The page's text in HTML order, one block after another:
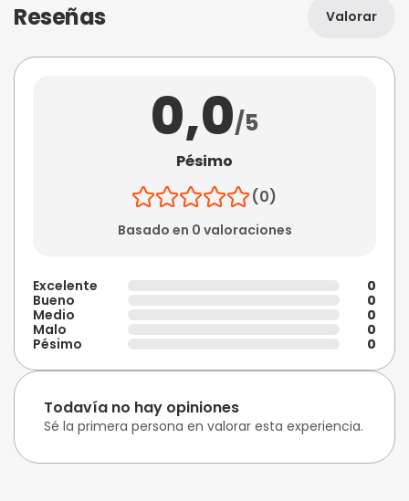
Reseñas Valorar
0,0/5
Pésimo
(0)
Basado en 0 valoraciones
Excelente
0
Bueno
0
Medio
0
Malo
0
Pésimo
0
Todavía no hay opiniones
Sé la primera persona en valorar esta experiencia.